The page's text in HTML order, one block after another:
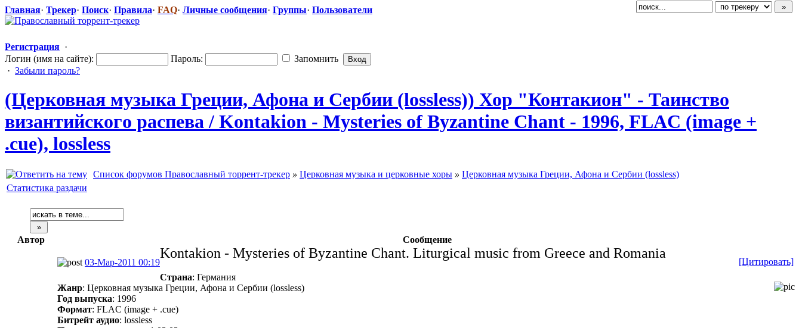
Главная· Трекер· Поиск· Правила· FAQ· Личные сообщения· Группы· Пользователи
Регистрация ·
Логин (имя на сайте):
Пароль:
Запомнить
· Забыли пароль?
(Церковная музыка Греции, Афона и Сербии (lossless)) Хор "Контаки​он" - Таинство
византийског​о распева / Kontakion - Mysteries of Byzantine Chant - 1996, FLAC (image +
.cue), lossless
Список форумов Православный торрент-трекер » Церковная музыка и церковные хоры » Церковная музыка Греции, Афона и Сербии (lossless)
Статистика раздачи
Автор Сообщение
03-Мар-2011 00:19 [Цитировать]
Kontakion - Mysteries of Byzantine Chant. Liturgical music from Greece and Romania
Страна: Германия
Жанр: Церковная музыка Греции, Афона и Сербии (lossless)
Год выпуска: 1996
Формат: FLAC (image + .cue)
Битрейт аудио: lossless